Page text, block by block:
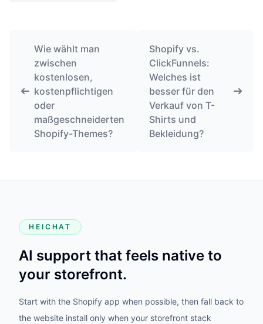
Wie wählt man
zwischen
kostenlosen,
kostenpflichtigen
oder
maßgeschneiderten
Shopify-Themes?
Shopify vs.
ClickFunnels:
Welches ist
besser für den
Verkauf von T-
Shirts und
Bekleidung?
HEICHAT
AI support that feels native to
your storefront.
Start with the Shopify app when possible, then fall back to
the website install only when your storefront stack